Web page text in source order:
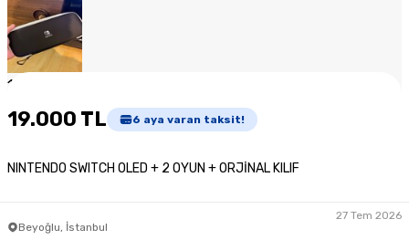
1
19.000 TL 6 aya varan taksit!
NINTENDO SWITCH OLED + 2 OYUN + ORJİNAL KILIF
Beyoğlu, İstanbul
27 Tem 2026